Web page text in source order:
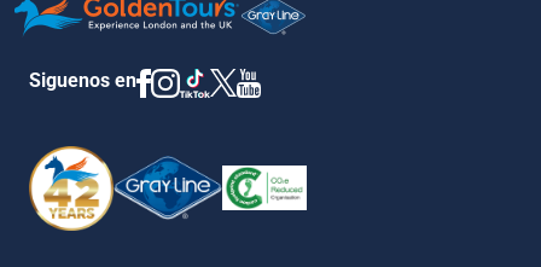
Siguenos en